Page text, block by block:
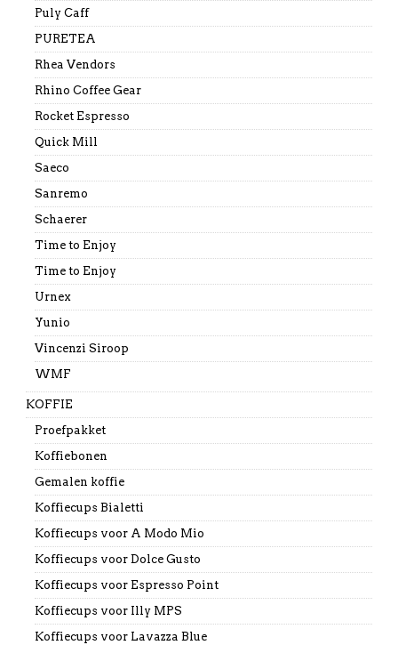
Puly Caff
PURETEA
Rhea Vendors
Rhino Coffee Gear
Rocket Espresso
Quick Mill
Saeco
Sanremo
Schaerer
Time to Enjoy
Time to Enjoy
Urnex
Yunio
Vincenzi Siroop
WMF
KOFFIE
Proefpakket
Koffiebonen
Gemalen koffie
Koffiecups Bialetti
Koffiecups voor A Modo Mio
Koffiecups voor Dolce Gusto
Koffiecups voor Espresso Point
Koffiecups voor Illy MPS
Koffiecups voor Lavazza Blue